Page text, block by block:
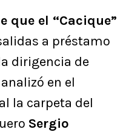
que el “Cacique”
a préstamo
dirigencia de
en el
la carpeta del
Sergio